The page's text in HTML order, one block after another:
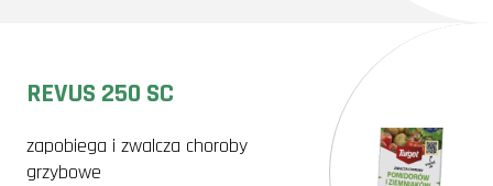
REVUS 250 SC
zapobiega i zwalcza choroby
grzybowe